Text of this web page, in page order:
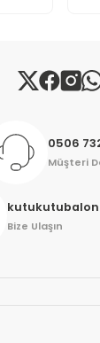
Gönder
0506
Müşteri
Bize Ulaşın